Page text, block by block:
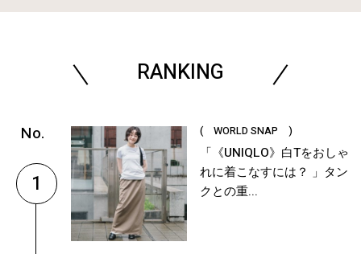
RANKING
1
( WORLD SNAP )
「《UNIQLO》白Tをおしゃ
れに着こなすには？ 」タン
クとの重...